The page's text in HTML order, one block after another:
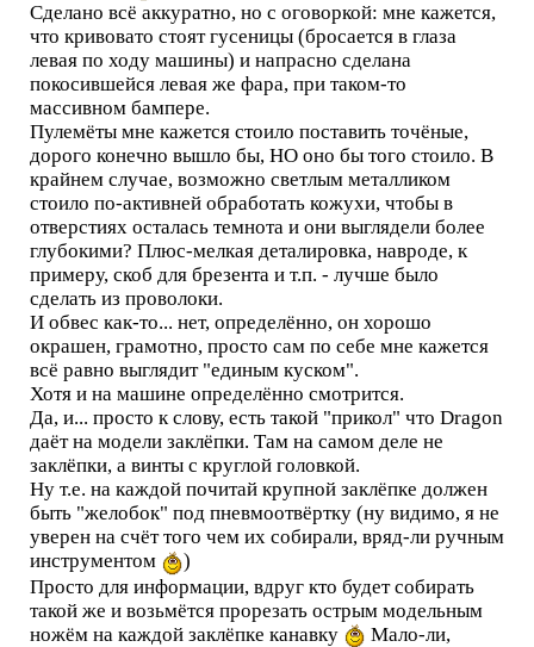
Сделано всё аккуратно, но с оговоркой: мне кажется,
что кривовато стоят гусеницы (бросается в глаза
левая по ходу машины) и напрасно сделана
покосившейся левая же фара, при таком-то
массивном бампере.
Пулемёты мне кажется стоило поставить точёные,
дорого конечно вышло бы, НО оно бы того стоило. В
крайнем случае, возможно светлым металликом
стоило по-активней обработать кожухи, чтобы в
отверстиях осталась темнота и они выглядели более
глубокими? Плюс-мелкая деталировка, навроде, к
примеру, скоб для брезента и т.п. - лучше было
сделать из проволоки.
И обвес как-то... нет, определённо, он хорошо
окрашен, грамотно, просто сам по себе мне кажется
всё равно выглядит "единым куском".
Хотя и на машине определённо смотрится.
Да, и... просто к слову, есть такой "прикол" что Dragon
даёт на модели заклёпки. Там на самом деле не
заклёпки, а винты с круглой головкой.
Ну т.е. на каждой почитай крупной заклёпке должен
быть "желобок" под пневмоотвёртку (ну видимо, я не
уверен на счёт того чем их собирали, вряд-ли ручным
инструментом
)
Просто для информации, вдруг кто будет собирать
такой же и возьмётся прорезать острым модельным
ножём на каждой заклёпке канавку
Мало-ли,